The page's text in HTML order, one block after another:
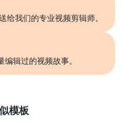
给我们的专业视频剪辑师。
辑过的视频故事。
模板
更多